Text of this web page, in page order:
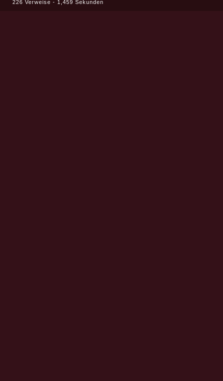
226 Verweise - 1,459 Sekunden